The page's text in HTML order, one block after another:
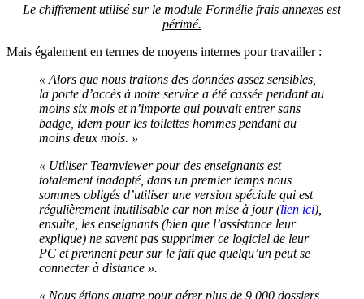
Le chiffrement utilisé sur le module Formélie frais annexes est
périmé.
Mais également en termes de moyens internes pour travailler :
« Alors que nous traitons des données assez sensibles,
la porte d’accès à notre service a été cassée pendant au
moins six mois et n’importe qui pouvait entrer sans
badge, idem pour les toilettes hommes pendant au
moins deux mois. »
« Utiliser Teamviewer pour des enseignants est
totalement inadapté, dans un premier temps nous
sommes obligés d’utiliser une version spéciale qui est
régulièrement inutilisable car non mise à jour (lien ici),
ensuite, les enseignants (bien que l’assistance leur
explique) ne savent pas supprimer ce logiciel de leur
PC et prennent peur sur le fait que quelqu’un peut se
connecter à distance ».
« Nous étions quatre pour gérer plus de 9 000 dossiers